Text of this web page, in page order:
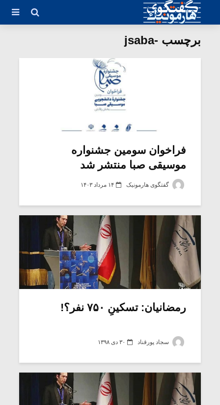
برچسب -jsaba
فراخوان سومین جشنواره
موسیقی صبا منتشر شد
گفتگوی هارمونیک ۱۴ مرداد ۱۴۰۳
رمضانیان: تسکینِ ۷۵۰ نفر؟!
سجاد پورقناد ۳۰ دی ۱۳۹۸